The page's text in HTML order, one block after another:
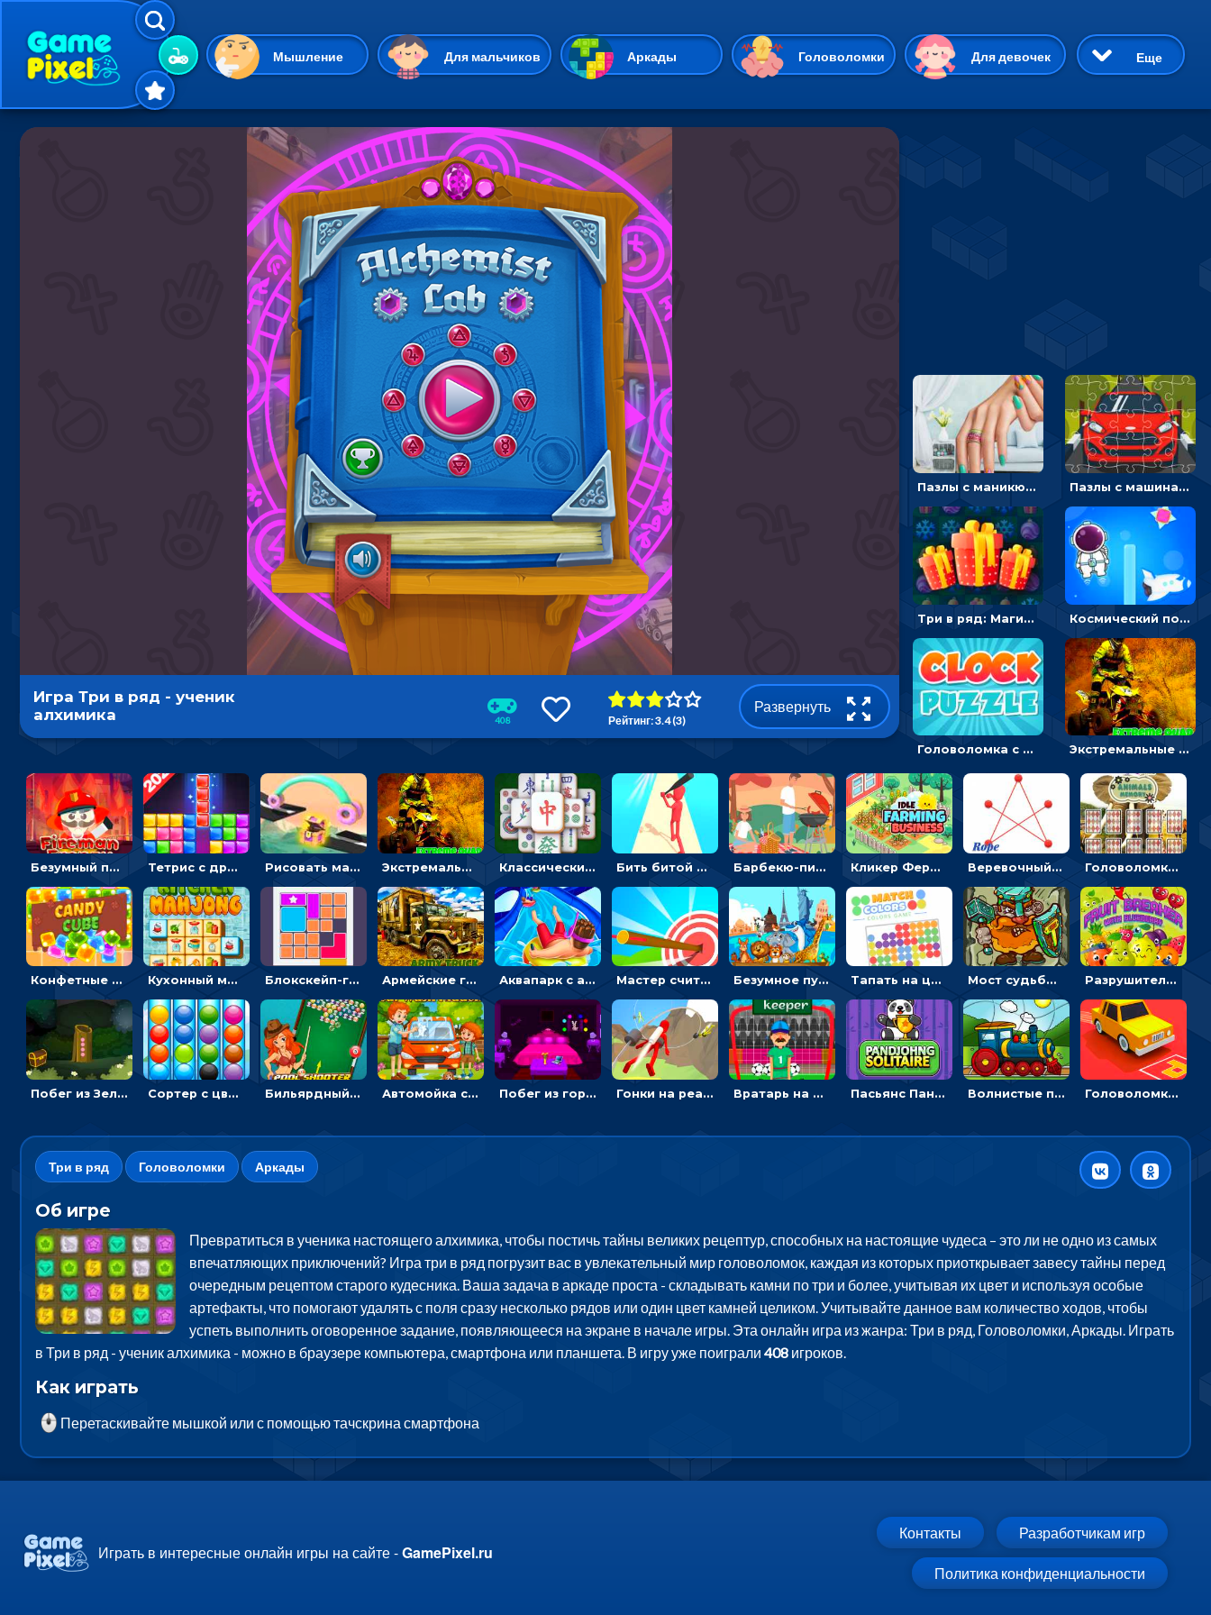
Мышление Для мальчиков Аркады Головоломки Для девочек
Гиперказуальные Казуальные Веселые 3D Приключения
Одевалки Стрелялки Спортивные
Шарики Unity Экшены
Маджонг Симуляторы Стратегии
Кликеры Пасьянс
Еще
Пазлы с маникюром: собери идеальный рисунок для ногтей Пазлы с машинами Форд: собирать картинки и открывать новые
Три в ряд: Магические рождественские драгоценности Космический побег: двигать космонавта, чтобы попасть к кораблю
Головоломка с часами для детей: читать время по циферблату Экстремальные пазлы с квадроциклами: собирать крутые тачки
Игра Три в ряд - ученик
алхимика
408 Рейтинг: 3.4 (3)
Развернуть
Безумный пожарный: направлять шланг, чтобы тушить горящие бревна Тетрис с драгоценными камнями: расставляй блоки, чтобы получить линию - головоломка Рисовать машину и выигрывать гонку - для мальчиков Экстремальные пазлы с квадроциклами: собирать крутые тачки Классический маджонг на время: находить пары одинаковых плиток, чтобы расчищать поле Бить битой по шарику, чтобы сбивать кубики с буквами на пути к финишу - 3D Барбекю-пикник: искать скрытые предметы на картинках - головоломка Кликер Фермерский бизнес: расти овощи, чтобы богатеть Веревочный мастер: двигай узелки и развязывай их Головоломка с животными: переворачивать карточки, чтобы находить пару
Конфетные кубики: двигать сладости в сторону, чтобы стрелять по целям Кухонный маджонг: соединять пары посуды и расчищать поле Блокскейп-головоломка: двигать блоки, чтобы достать элемент со звездой Армейские грузовики в пазлах: собери военную машину Аквапарк с акулами: жми, чтобы лететь к финишу по волнам Мастер считать стрелы: увеличивать запас, чтобы поразить больше целей Безумное путешествие друзей по миру: собирать пазлы из фото с животными Тапать на цветные точки, чтобы взрывать одинаковые - три в ряд Мост судьбы: прыгать по платформам и бить молотом орков Разрушитель фруктов: стрелять ягодами по ананасам
Побег из Зеленого парка: решай ребусы, чтобы выбраться на свободу Сортер с цветными шариками: размещать в колбах по цвету Бильярдный пул: стрелять шариками, чтобы взрывать одинаковые Автомойка со скрытыми звездами: ищи на время Побег из горной деревни: решай головоломки, чтобы открыть ворота Гонки на реактивном ранце: избегать преград, чтобы лететь к финишу Вратарь на футбольном поле: тапай, чтобы отбивать мячи в воротах ногами и руками - спортивные Пасьянс Панджонг: собирать карты по порядку, чтобы очистить поле Волнистые пазлы с транспортом: собирай картинку из частей Головоломка Парк-стоянка: рисовать линии, чтобы парковать машины
Три в ряд Головоломки Аркады
Об игре
Превратиться в ученика настоящего алхимика, чтобы постичь тайны великих рецептур, способных на настоящие чудеса – это ли не одно из самых
впечатляющих приключений? Игра три в ряд погрузит вас в увлекательный мир головоломок, каждая из которых приоткрывает завесу тайны перед
очередным рецептом старого кудесника. Ваша задача в аркаде проста - складывать камни по три и более, учитывая их цвет и используя особые
артефакты, что помогают удалять с поля сразу несколько рядов или один цвет камней целиком. Учитывайте данное вам количество ходов, чтобы
успеть выполнить оговоренное задание, появляющееся на экране в начале игры. Эта онлайн игра из жанра: Три в ряд, Головоломки, Аркады. Играть
в Три в ряд - ученик алхимика - можно в браузере компьютера, смартфона или планшета. В игру уже поиграли 408игроков.
Как играть
Перетаскивайте мышкой или с помощью тачскрина смартфона
Играть в интересные онлайн игры на сайте -GamePixel.ru
Контакты Разработчикам игр
Политика конфиденциальности